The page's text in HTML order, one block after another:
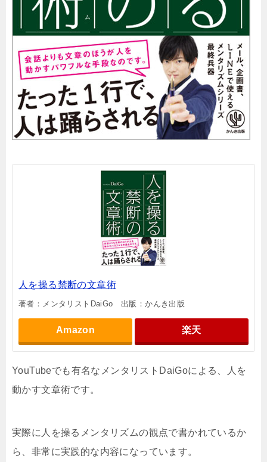
人を操る禁断の文章術
著者：メンタリストDaiGo 出版：かんき出版
Amazon 楽天
YouTubeでも有名なメンタリストDaiGoによる、人を
動かす文章術です。
実際に人を操るメンタリズムの観点で書かれているか
ら、非常に実践的な内容になっています。